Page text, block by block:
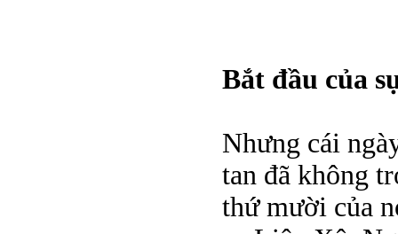
Bắt đầu của
Nhưng cái
tan đã không
thứ mười của